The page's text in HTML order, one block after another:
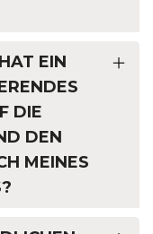
EIN
DIE
DEN
MEINES